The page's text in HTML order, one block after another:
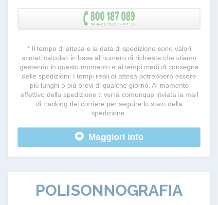
* Il tempo di attesa e la data di spedizione sono valori
stimati calcolati in base al numero di richieste che stiamo
gestendo in questo momento e ai tempi medi di consegna
delle spedizioni. I tempi reali di attesa potrebbero essere
più lunghi o più brevi di qualche giorno. Al momento
effettivo della spedizione ti verrà comunque inviata la mail
di tracking del corriere per seguire lo stato della
spedizione.
Maggiori info
POLISONNOGRAFIA